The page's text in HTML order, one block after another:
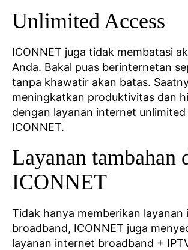
Unlimited Access
ICONNET juga tidak membatasi
Anda. Bakal puas berinternetan
tanpa khawatir akan batas.
meningkatkan produktivitas dan
dengan layanan internet unlimited
ICONNET.
Layanan tambahan
ICONNET
Tidak hanya memberikan layanan
broadband, ICONNET juga
layanan internet broadband +